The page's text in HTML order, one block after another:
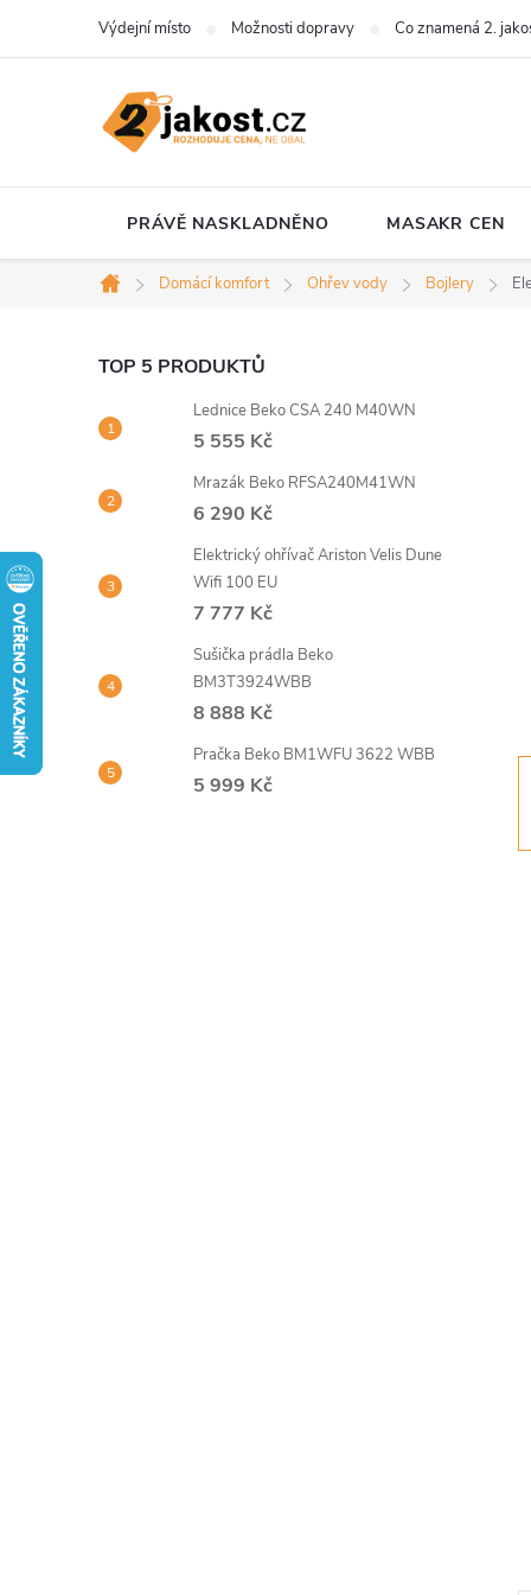
Výdejní místo Možnosti dopravy Co znamená 2.
PRÁVĚ NASKLADNĚNO MASAKR CEN
Domů
Domácí komfort Ohřev vody Bojlery
P
o
s
t
r
a
n
TOP 5 PRODUKTŮ
Lednice Beko CSA 240 M40WN
5 555 Kč
Mrazák Beko RFSA240M41WN
6 290 Kč
Elektrický ohřívač Ariston Velis Dune
Wifi 100 EU
7 777 Kč
Sušička prádla Beko
BM3T3924WBB
8 888 Kč
Pračka Beko BM1WFU 3622 WBB
5 999 Kč